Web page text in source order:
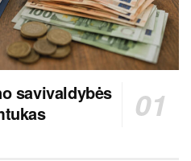
savivaldybės